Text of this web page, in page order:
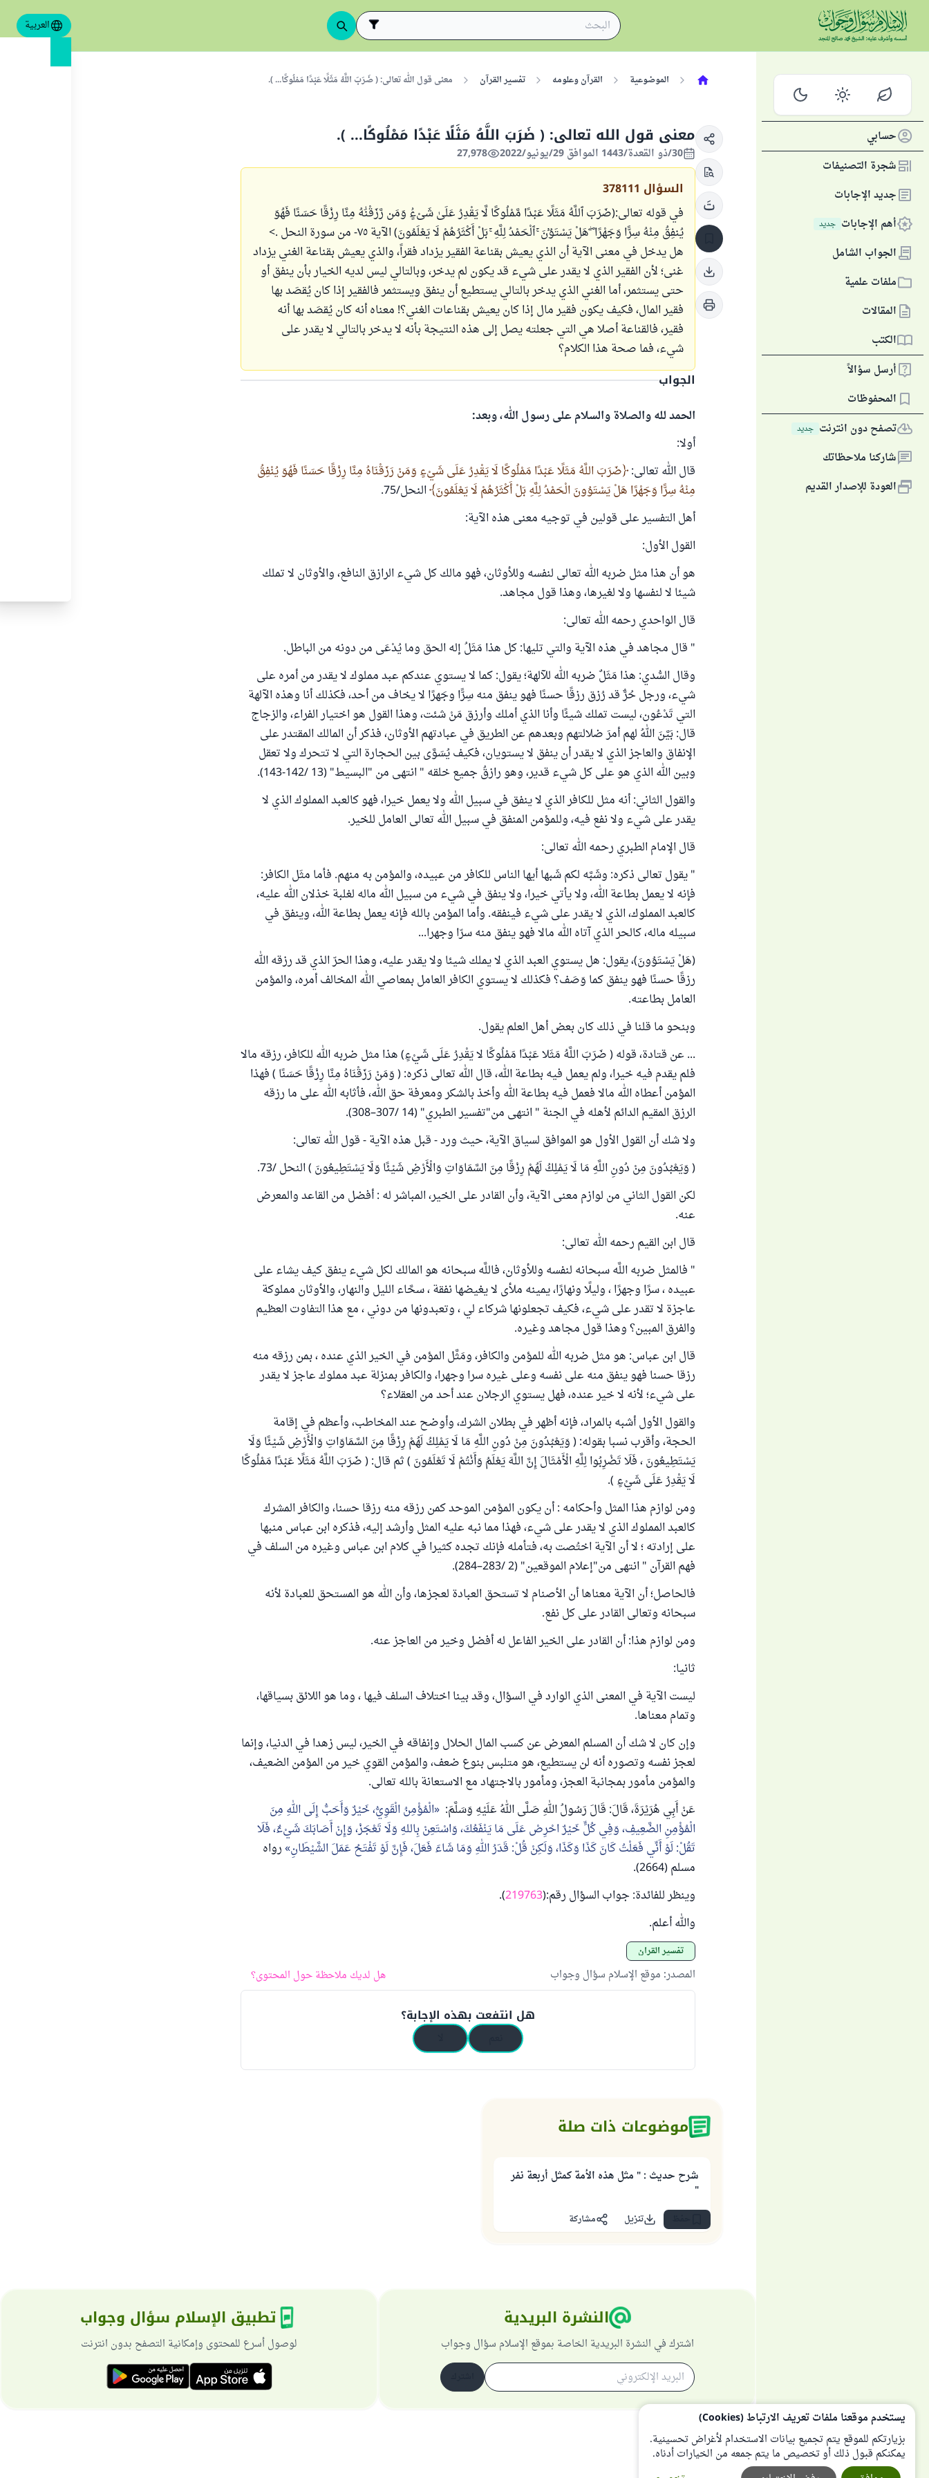
العربية
حسابي
شجرة التصنيفات
جديد الإجابات
أهم الإجابات جديد
الجواب الشامل
ملفات علمية
المقالات
الكتب
أرسل سؤالاً
المحفوظات
تصفح دون انترنت جديد
شاركنا ملاحظاتك
العودة للإصدار القديم
الموضوعية القرآن وعلومه تفسير القرآن معنى قول الله تعالى: ( ضَرَبَ اللَّهُ مَثَلًا عَبْدًا مَمْلُوكًا... ).
معنى قول الله تعالى: ( ضَرَبَ اللَّهُ مَثَلًا عَبْدًا مَمْلُوكًا... ).
30/ذو القعدة/1443 الموافق 29/يونيو/2022 27,978
السؤال 378111
في قوله تعالى:(ضَرَبَ ٱللَّهُ مَثَلًا عَبْدًا مَّمْلُوكًا لَّا يَقْدِرُ عَلَىٰ شَىْءٍۢ وَمَن رَّزَقْنَٰهُ مِنَّا رِزْقًا حَسَنًا فَهُوَ
يُنفِقُ مِنْهُ سِرًّا وَجَهْرًا ۖ هَلْ يَسْتَوُۥنَ ۚ ٱلْحَمْدُ لِلَّهِ ۚ بَلْ أَكْثَرُهُمْ لَا يَعْلَمُونَ) الآية ٧٥- من سورة النحل .>
هل يدخل في معنى الآية أن الذي يعيش بقناعة الفقير يزداد فقراً، والذي يعيش بقناعة الغني يزداد
غنى؛ لأن الفقير الذي لا يقدر على شيء قد يكون لم يدخر، وبالتالي ليس لديه الخيار بأن ينفق أو
حتى يستثمر، أما الغني الذي يدخر بالتالي يستطيع أن ينفق ويستثمر فالفقير إذا كان يُقصَد بها
فقير المال، فكيف يكون فقير مال إذا كان يعيش بقناعات الغني؟! معناه أنه كان يُقصَد بها أنه
فقير، فالقناعة أصلا هي التي جعلته يصل إلى هذه النتيجة بأنه لا يدخر بالتالي لا يقدر على
شيء، فما صحة هذا الكلام؟
الجواب
الحمد لله والصلاة والسلام على رسول الله، وبعد:
أولا:
قال الله تعالى: ضَرَبَ اللَّهُ مَثَلًا عَبْدًا مَمْلُوكًا لَا يَقْدِرُ عَلَى شَيْءٍ وَمَنْ رَزَقْنَاهُ مِنَّا رِزْقًا حَسَنًا فَهُوَ يُنْفِقُ
مِنْهُ سِرًّا وَجَهْرًا هَلْ يَسْتَوُونَ الْحَمْدُ لِلَّهِ بَلْ أَكْثَرُهُمْ لَا يَعْلَمُونَ النحل/75.
أهل التفسير على قولين في توجيه معنى هذه الآية:
القول الأول:
هو أن هذا مثل ضربه الله تعالى لنفسه وللأوثان، فهو مالك كل شيء الرازق النافع، والأوثان لا تملك
شيئا لا لنفسها ولا لغيرها، وهذا قول مجاهد.
قال الواحدي رحمه الله تعالى:
" قال مجاهد في هذه الآية والتي تليها: كل هذا مَثَلُ إله الحق وما يُدْعَى من دونه من الباطل.
وقال السُّدي: هذا مَثَلٌ ضربه الله للآلهة؛ يقول: كما لا يستوي عندكم عبد مملوك لا يقدر من أمره على
شيء، ورجل حُرٌّ قد رُزق رزقًا حسنًا فهو ينفق منه سِرًّا وجَهرًا لا يخاف من أحد، فكذلك أنا وهذه الآلهة
التي تَدْعُون، ليست تملك شيئًا وأنا الذي أملك وأرزق مَنْ شئت، وهذا القول هو اختيار الفراء، والزجاج
قال: بَيَّنَ اللهُ لهم أمرَ ضلالتهم وبعدهم عن الطريق في عبادتهم الأوثان، فذكر أن المالك المقتدر على
الإنفاق والعاجز الذي لا يقدر أن ينفق لا يستويان، فكيف يُسَوَّى بين الحجارة التي لا تتحرك ولا تعقل
وبين الله الذي هو على كل شيء قدير، وهو رازقُ جميع خلقه " انتهى من "البسيط" (13 /142-143).
والقول الثاني: أنه مثل للكافر الذي لا ينفق في سبيل الله ولا يعمل خيرا، فهو كالعبد المملوك الذي لا
يقدر على شيء ولا نفع فيه، وللمؤمن المنفق في سبيل الله تعالى العامل للخير.
قال الإمام الطبري رحمه الله تعالى:
" يقول تعالى ذكره: وشَبَّه لكم شَبها أيها الناس للكافر من عبيده، والمؤمن به منهم. فأما مثَل الكافر:
فإنه لا يعمل بطاعة الله، ولا يأتي خيرا، ولا ينفق في شيء من سبيل الله ماله لغلبة خذلان الله عليه،
كالعبد المملوك، الذي لا يقدر على شيء فينفقه. وأما المؤمن بالله فإنه يعمل بطاعة الله، وينفق في
سبيله ماله، كالحر الذي آتاه الله مالا فهو ينفق منه سرّا وجهرا...
(هَلْ يَسْتَوُونَ)، يقول: هل يستوي العبد الذي لا يملك شيئا ولا يقدر عليه، وهذا الحرّ الذي قد رزقه الله
رزقًا حسنًا فهو ينفق كما وَصَف؟ فكذلك لا يستوي الكافر العامل بمعاصي الله المخالف أمره، والمؤمن
العامل بطاعته.
وبنحو ما قلنا في ذلك كان بعض أهل العلم يقول.
... عن قتادة، قوله ( ضَرَبَ اللَّهُ مَثَلا عَبْدًا مَمْلُوكًا لا يَقْدِرُ عَلَى شَيْءٍ) هذا مثل ضربه الله للكافر، رزقه مالا
فلم يقدم فيه خيرا، ولم يعمل فيه بطاعة الله، قال الله تعالى ذكره: ( وَمَنْ رَزَقْنَاهُ مِنَّا رِزْقًا حَسَنًا ) فهذا
المؤمن أعطاه الله مالا فعمل فيه بطاعة الله وأخذ بالشكر ومعرفة حق الله، فأثابه الله على ما رزقه
الرزق المقيم الدائم لأهله في الجنة " انتهى من"تفسير الطبري" (14 /307–308).
ولا شك أن القول الأول هو الموافق لسياق الآية، حيث ورد - قبل هذه الآية - قول الله تعالى:
( وَيَعْبُدُونَ مِنْ دُونِ اللَّهِ مَا لَا يَمْلِكُ لَهُمْ رِزْقًا مِنَ السَّمَاوَاتِ وَالْأَرْضِ شَيْئًا وَلَا يَسْتَطِيعُونَ ) النحل /73.
لكن القول الثاني من لوازم معنى الآية، وأن القادر على الخير، المباشر له : أفضل من القاعد والمعرض
عنه.
قال ابن القيم رحمه الله تعالى:
" فالمثل ضربه اللَّه سبحانه لنفسه وللأوثان، فاللَّه سبحانه هو المالك لكل شيء ينفق كيف يشاء على
عبيده ، سرًا وجهرًا ، وليلًا ونهارًا، يمينه ملأى لا يغيضها نفقة ، سحَّاء الليل والنهار، والأوثان مملوكة
عاجزة لا تقدر على شيء، فكيف تجعلونها شركاء لي ، وتعبدونها من دوني ، مع هذا التفاوت العظيم
والفرق المبين؟ وهذا قول مجاهد وغيره.
قال ابن عباس: هو مثل ضربه الله للمؤمن والكافر، ومَثَّل المؤمن في الخير الذي عنده ، بمن رزقه منه
رزقا حسنا فهو ينفق منه على نفسه وعلى غيره سرا وجهرا، والكافر بمنزلة عبد مملوك عاجز لا يقدر
على شيء؛ لأنه لا خير عنده، فهل يستوي الرجلان عند أحد من العقلاء؟
والقول الأول أشبه بالمراد، فإنه أظهر في بطلان الشرك، وأوضح عند المخاطب، وأعظم في إقامة
الحجة، وأقرب نسبا بقوله: ( وَيَعْبُدُونَ مِنْ دُونِ اللَّهِ مَا لَا يَمْلِكُ لَهُمْ رِزْقًا مِنَ السَّمَاوَاتِ وَالْأَرْضِ شَيْئًا وَلَا
يَسْتَطِيعُونَ ، فَلَا تَضْرِبُوا لِلَّهِ الْأَمْثَالَ إِنَّ اللَّهَ يَعْلَمُ وَأَنْتُمْ لَا تَعْلَمُونَ ) ثم قال: ( ضَرَبَ اللَّهُ مَثَلًا عَبْدًا مَمْلُوكًا
لَا يَقْدِرُ عَلَى شَيْءٍ ).
ومن لوازم هذا المثل وأحكامه : أن يكون المؤمن الموحد كمن رزقه منه رزقا حسنا، والكافر المشرك
كالعبد المملوك الذي لا يقدر على شيء، فهذا مما نبه عليه المثل وأرشد إليه، فذكره ابن عباس منبها
على إرادته ؛ لا أن الآية اختُصت به، فتأمله فإنك تجده كثيرا في كلام ابن عباس وغيره من السلف في
فهم القرآن " انتهى من"إعلام الموقعين" (2 /283–284).
فالحاصل؛ أن الآية معناها أن الأصنام لا تستحق العبادة لعجزها، وأن الله هو المستحق للعبادة لأنه
سبحانه وتعالى القادر على كل نفع.
ومن لوازم هذا: أن القادر على الخير الفاعل له أفضل وخير من العاجز عنه.
ثانيا:
ليست الآية في المعنى الذي الوارد في السؤال، وقد بينا اختلاف السلف فيها ، وما هو اللائق بسياقها،
وتمام معناها.
وإن كان لا شك أن المسلم المعرض عن كسب المال الحلال وإنفاقه في الخير، ليس زهدا في الدنيا، وإنما
لعجز نفسه وتصوره أنه لن يستطيع، هو متلبس بنوع ضعف، والمؤمن القوي خير من المؤمن الضعيف،
والمؤمن مأمور بمجانبة العجز، ومأمور بالاجتهاد مع الاستعانة بالله تعالى.
عَنْ أَبِي هُرَيْرَةَ، قَالَ: قَالَ رَسُولُ اللهِ صَلَّى اللهُ عَلَيْهِ وَسَلَّمَ: الْمُؤْمِنُ الْقَوِيُّ، خَيْرٌ وَأَحَبُّ إِلَى اللهِ مِنَ
الْمُؤْمِنِ الضَّعِيفِ، وَفِي كُلٍّ خَيْرٌ احْرِصْ عَلَى مَا يَنْفَعُكَ، وَاسْتَعِنْ بِاللهِ وَلَا تَعْجَزْ، وَإِنْ أَصَابَكَ شَيْءٌ، فَلَا
تَقُلْ: لَوْ أَنِّي فَعَلْتُ كَانَ كَذَا وَكَذَا، وَلَكِنْ قُلْ: قَدَرُ اللهِ وَمَا شَاءَ فَعَلَ، فَإِنَّ لَوْ تَفْتَحُ عَمَلَ الشَّيْطَانِ رواه
مسلم (2664).
وينظر للفائدة: جواب السؤال رقم:(219763
).
والله أعلم.
تفسير القرآن
المصدر: موقع الإسلام سؤال وجواب هل لديك ملاحظة حول المحتوى؟
هل انتفعت بهذه الإجابة؟
موضوعات ذات صلة
شرح حديث : " مثل هذه الأمة كمثل أربعة نفر
"
تنزيل مشاركة
النشرة البريدية
اشترك في النشرة البريدية الخاصة بموقع الإسلام سؤال وجواب
تطبيق الإسلام سؤال وجواب
لوصول أسرع للمحتوى وإمكانية التصفح بدون انترنت
يستخدم موقعنا ملفات تعريف الارتباط (Cookies)
بزيارتكم للموقع يتم تجميع بيانات الاستخدام لأغراض تحسينية.
يمكنكم قبول ذلك أو تخصيص ما يتم جمعه من الخيارات أدناه.